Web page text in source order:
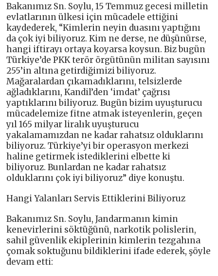
Bakanımız Sn. Soylu, 15 Temmuz gecesi milletin
evlatlarının ülkesi için mücadele ettiğini
kaydederek, “Kimlerin neyin duasını yaptığını
da çok iyi biliyoruz. Kim ne derse, ne düşünürse,
hangi iftirayı ortaya koyarsa koysun. Biz bugün
Türkiye’de PKK terör örgütünün militan sayısını
255’in altına getirdiğimizi biliyoruz.
Mağaralardan çıkamadıklarını, telsizlerde
ağladıklarını, Kandil’den ‘imdat’ çağrısı
yaptıklarını biliyoruz. Bugün bizim uyuşturucu
mücadelemize fitne atmak isteyenlerin, geçen
yıl 165 milyar liralık uyuşturucu
yakalamamızdan ne kadar rahatsız olduklarını
biliyoruz. Türkiye’yi bir operasyon merkezi
haline getirmek istediklerini elbette ki
biliyoruz. Bunlardan ne kadar rahatsız
olduklarını çok iyi biliyoruz” diye konuştu.
Hangi Yalanları Servis Ettiklerini Biliyoruz
Bakanımız Sn. Soylu, Jandarmanın kimin
kenevirlerini söktüğünü, narkotik polislerin,
sahil güvenlik ekiplerinin kimlerin tezgahına
çomak soktuğunu bildiklerini ifade ederek, şöyle
devam etti: